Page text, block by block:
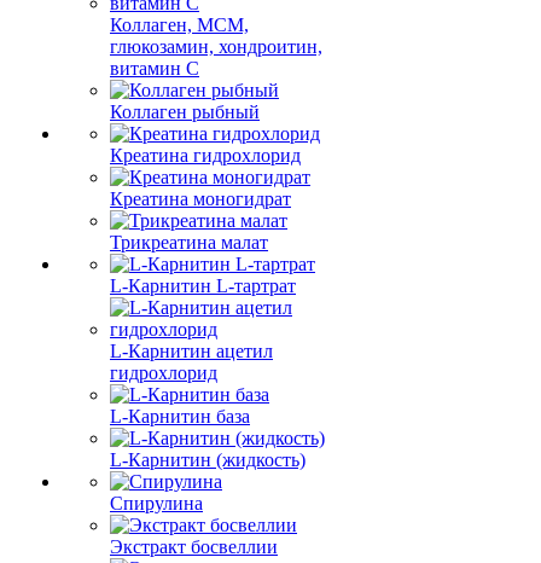
Коллаген, МСМ,
глюкозамин, хондроитин,
витамин С
Коллаген рыбный
Креатина гидрохлорид
Креатина моногидрат
Трикреатина малат
L-Карнитин L-тартрат
L-Карнитин ацетил
гидрохлорид
L-Карнитин база
L-Карнитин (жидкость)
Спирулина
Экстракт босвеллии